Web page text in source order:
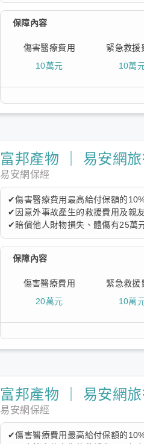
物損失最高25萬額度（例如在逛
保障內容
傷害醫療費用
10萬元
緊急救援
10萬
富邦產物 ｜ 易安網
易安網保經
✔傷害醫療費用最高給付保額的
✔因意外事故產生的救援費用及親
✔賠償他人財物損失、體傷有25萬
物損失最高25萬額度（例如在逛
保障內容
傷害醫療費用
20萬元
緊急救援
10萬
富邦產物 ｜ 易安網
易安網保經
✔傷害醫療費用最高給付保額的